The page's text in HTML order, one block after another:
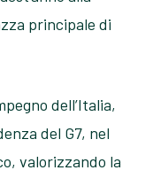
principale di
dell’Italia,
del G7, nel
valorizzando la